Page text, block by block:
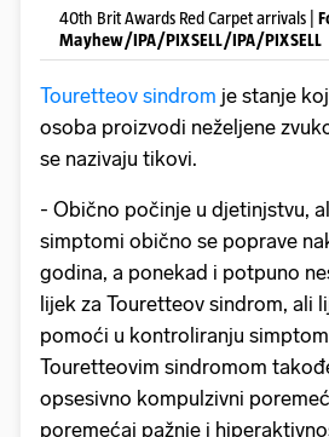
40th Brit Awards Red Carpet arrivals |
Mayhew/IPA/PIXSELL/IPA/PIXSELL
Touretteov sindrom je stanje
osoba proizvodi neželjene
se nazivaju tikovi.
- Obično počinje u djetinjstvu,
simptomi obično se poprave
godina, a ponekad i potpuno
lijek za Touretteov sindrom, ali
pomoći u kontroliranju
Touretteovim sindromom
opsesivno kompulzivni
poremećaj pažnje i